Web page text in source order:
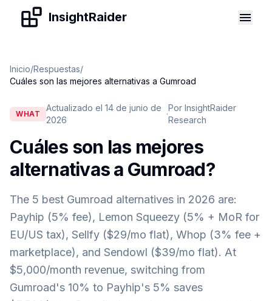
Skip to contentInsightRaider
Inicio/Respuestas/
Cuáles son las mejores alternativas a Gumroad
WHAT
Actualizado el 14 de junio de
2026
·
Por InsightRaider
Research
Cuáles son las mejores
alternativas a Gumroad?
The 5 best Gumroad alternatives in 2026 are:
Payhip (5% fee), Lemon Squeezy (5% + MoR for
EU/US tax), Sellfy ($29/mo flat), Whop (3% fee +
marketplace), and Sendowl ($39/mo flat). At
$5,000/month revenue, switching from
Gumroad's 10% to Payhip's 5% saves